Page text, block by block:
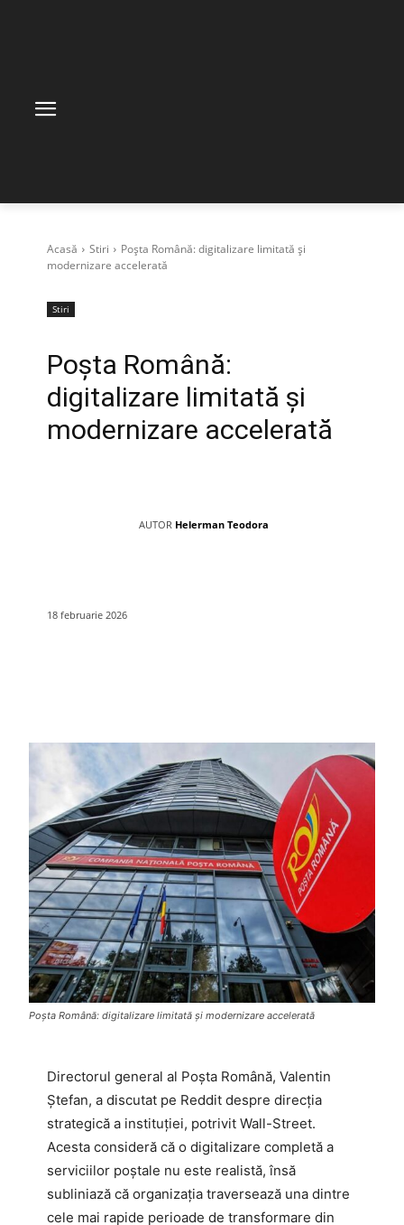
Acasă Stiri
Poșta Română: digitalizare limitată și
modernizare accelerată
Stiri
Poșta Română:
digitalizare limitată și
modernizare accelerată
AUTOR Helerman Teodora
18 februarie 2026
Poșta Română: digitalizare limitată și modernizare accelerată
Directorul general al Poșta Română, Valentin
Ștefan, a discutat pe Reddit despre direcția
strategică a instituției, potrivit Wall-Street.
Acesta consideră că o digitalizare completă a
serviciilor poștale nu este realistă, însă
subliniază că organizația traversează una dintre
cele mai rapide perioade de transformare din